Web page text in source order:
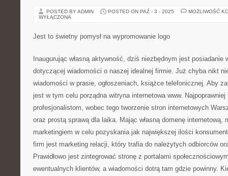
POSTED BY ADMIN POSTED ON PAŹ - 3 - 2025
MOŻLIWOŚĆ
WYŁĄCZONA
Jest to świetny pomysł na wypromowanie logo
Inaugurując własną aktywność, dziś niezbędnym jest posiadanie
dotyczącej wiadomości o naszej idealnej firmie. Już chyba nikt
wiadomości w prasie, ogłoszeniach, książce telefonicznej. Aby
jest w tym celu porządna witryna internetowa www.
profesjonalistom, wobec tego tworzenie stron internetowych
oraz prostą sprawą dla laika. Mając własną domenę internetową,
marketingiem w celu pozyskania jak największej ilości
firm jest marketing relacji, który trafia do należytych odbiorców
Prawidłowo jest zintegrować stronę z portalami
ewentualnych klientów, a wiadomości dotrą tam gdzie powinny.